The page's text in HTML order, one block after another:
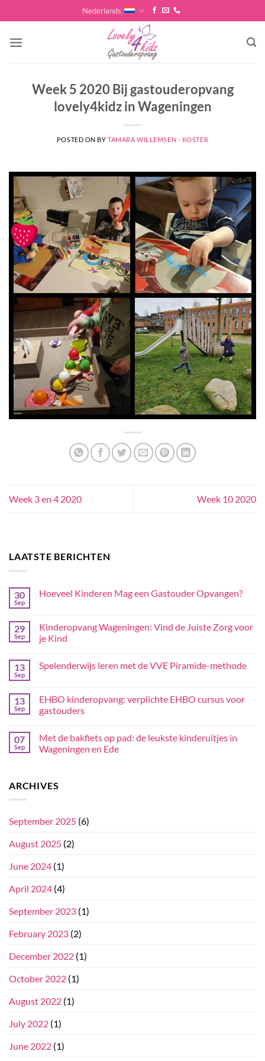
to
content
Nederlands
Week 5 2020 Bij gastouderopvang
lovely4kidz in Wageningen
POSTED ON BYTAMARA WILLEMSEN - KOSTER
Week 3 en 4 2020 Week 10 2020
LAATSTE BERICHTEN
30
Sep
Hoeveel Kinderen Mag een Gastouder Opvangen?
29
Sep
Kinderopvang Wageningen: Vind de Juiste Zorg voor
je Kind
13
Sep
Spelenderwijs leren met de VVE Piramide-methode
13
Sep
EHBO kinderopvang: verplichte EHBO cursus voor
gastouders
07
Sep
Met de bakfiets op pad: de leukste kinderuitjes in
Wageningen en Ede
ARCHIVES
September 2025 (6)
August 2025 (2)
June 2024 (1)
April 2024 (4)
September 2023 (1)
February 2023 (2)
December 2022 (1)
October 2022 (1)
August 2022 (1)
July 2022 (1)
June 2022 (1)